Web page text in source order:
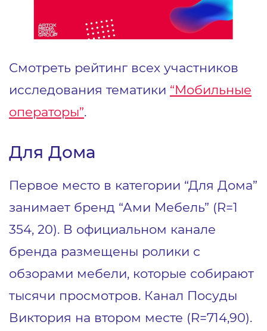
Смотреть рейтинг всех участников
исследования тематики “Мобильные
операторы”.
Для Дома
Первое место в категории “Для Дома”
занимает бренд “Ами Мебель” (R=1
354, 20). В официальном канале
бренда размещены ролики с
обзорами мебели, которые собирают
тысячи просмотров. Канал Посуды
Виктория на втором месте (R=714,90).